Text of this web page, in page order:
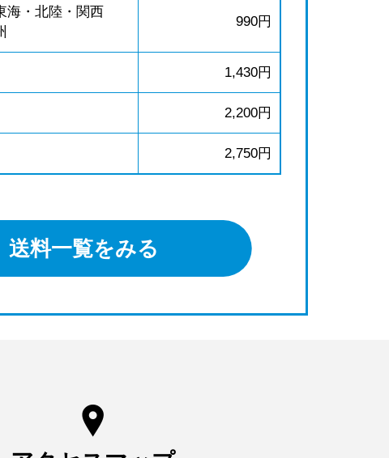
海・北陸・関西
990円
1,430円
2,200円
2,750円
送料一覧をみる